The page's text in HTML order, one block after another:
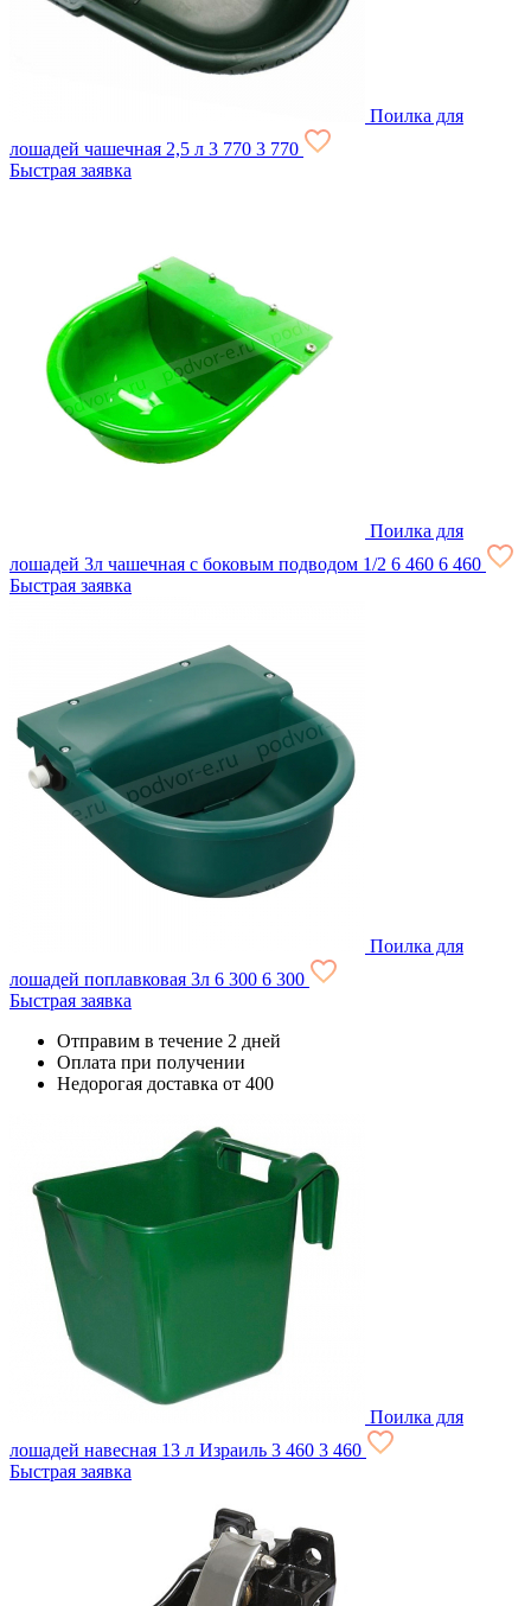
Поилка для
лошадей чашечная 2,5 л 3 770 3 770
Быстрая заявка
Поилка для
лошадей 3л чашечная с боковым подводом 1/2 6 460 6 460
Быстрая заявка
Поилка для
лошадей поплавковая 3л 6 300 6 300
Быстрая заявка
Отправим в течение 2 дней
Оплата при получении
Недорогая доставка от 400
Поилка для
лошадей навесная 13 л Израиль 3 460 3 460
Быстрая заявка